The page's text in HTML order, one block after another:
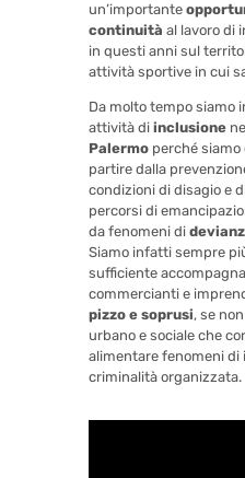
un’importante
continuità al lavoro di
in questi anni sul
attività sportive in cui
Da molto tempo siamo
attività diinclusione
Palermoperché siamo
partire dalla
condizioni di disagio e
percorsi di
da fenomeni di
Siamo infatti sempre
sufficiente
commercianti e
pizzo e soprusi, se
urbano e sociale che
alimentare fenomeni di
criminalità organizzata.